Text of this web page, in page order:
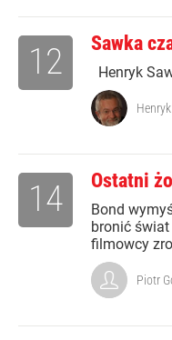
Sawka
Henryk
12
Ostatni
Bond
bronić
filmowcy
14
Piotr